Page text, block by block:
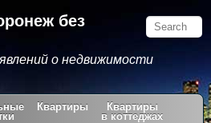
без
о недвижимости
Квартиры
Квартиры
в коттеджах